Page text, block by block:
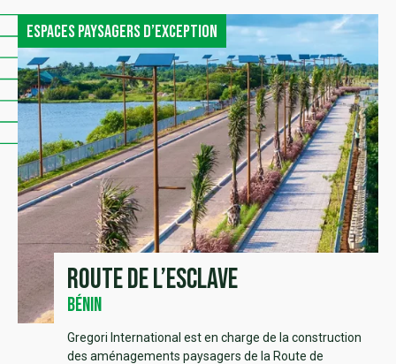
Espaces paysagers d’exception
Route de l’esclave
Bénin
Gregori International est en charge de la construction
des aménagements paysagers de la Route de